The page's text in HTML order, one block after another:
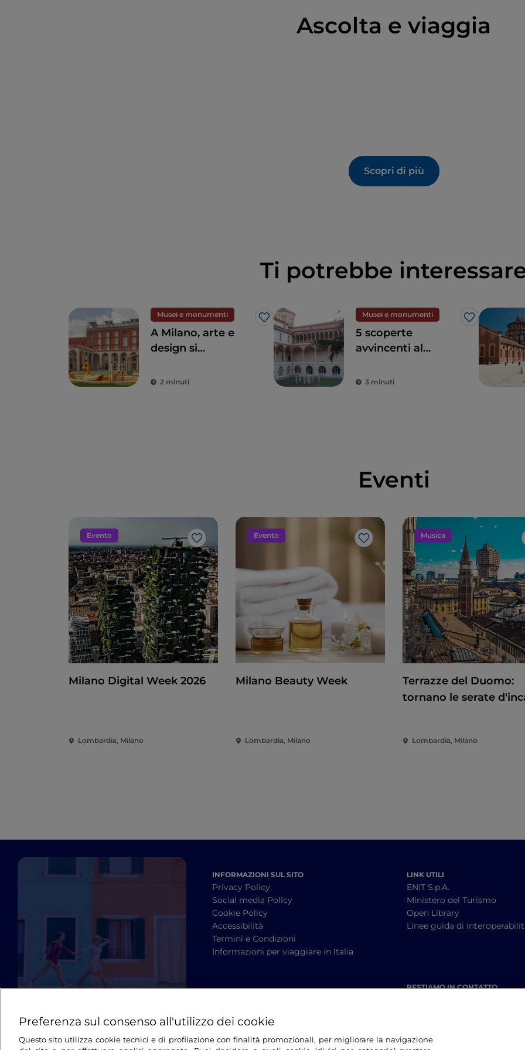
Ascolta e viaggia
Scopri di più
Ti potrebbe
Musei e monumenti
Like
A Milano, arte e
design si
Triennale
2 minuti
Musei e monumenti
Like
5 scoperte
avvincenti al
Scienza e
3 minuti
Eventi
Evento
Like
Milano Digital Week 2026
Lombardia, Milano
Evento
Like
Milano Beauty Week
Lombardia, Milano
Musica
Terrazze del Duomo:
tornano le serate
Lombardia, Milano
INFORMAZIONI SUL SITO
Privacy Policy
Social media Policy
Cookie Policy
Accessibilità
Termini e Condizioni
Informazioni per viaggiare in Italia
LINK UTILI
ENIT S.p.A.
Ministero del Turismo
Open Library
Linee guida di
RESTIAMO IN CONTATTO
Preferenza sul consenso all'utilizzo dei cookie
Questo sito utilizza cookie tecnici e di profilazione con finalità promozionali, per migliorare la navigazione